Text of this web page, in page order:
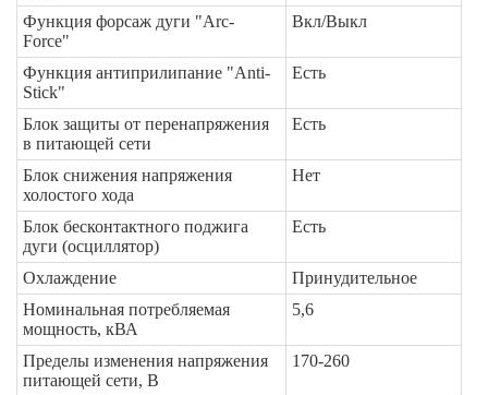
Функция форсаж дуги "Arc-
Force"
Вкл/Выкл
Функция антиприлипание "Anti-
Stick"
Есть
Блок защиты от перенапряжения
в питающей сети
Есть
Блок снижения напряжения
холостого хода
Нет
Блок бесконтактного поджига
дуги (осциллятор)
Есть
Охлаждение
Принудительное
Номинальная потребляемая
мощность, кВА
5,6
Пределы изменения напряжения
питающей сети, В
170-260